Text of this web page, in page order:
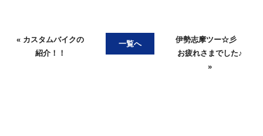
« カスタムバイクの
紹介！！
一覧へ
伊勢志摩ツー☆彡
お疲れさまでした♪
»